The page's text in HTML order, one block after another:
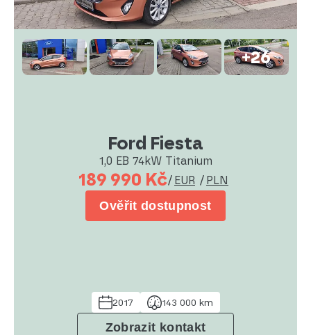
+26
Ford Fiesta
1,0 EB 74kW Titanium
189 990 Kč/ EUR / PLN
Ověřit dostupnost
2017 143 000 km
Zobrazit kontakt